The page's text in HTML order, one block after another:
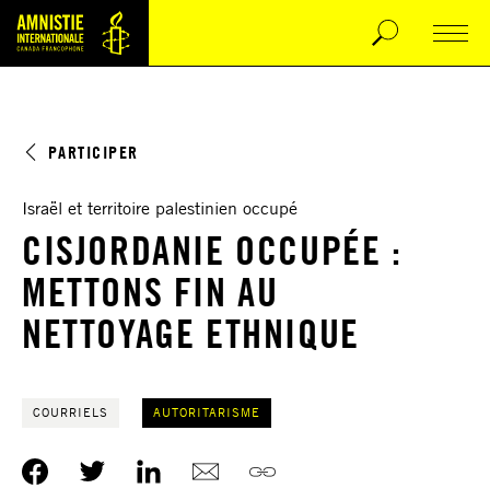
PARTICIPER
Israël et territoire palestinien occupé
CISJORDANIE OCCUPÉE :
METTONS FIN AU
NETTOYAGE ETHNIQUE
COURRIELS AUTORITARISME